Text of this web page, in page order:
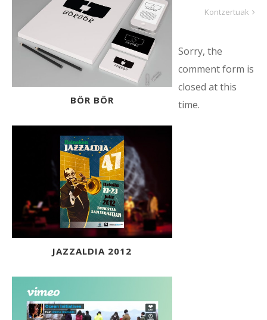
BÖR BÖR
JAZZALDIA 2012
Kontzertuak
Sorry, the
comment form is
closed at this
time.